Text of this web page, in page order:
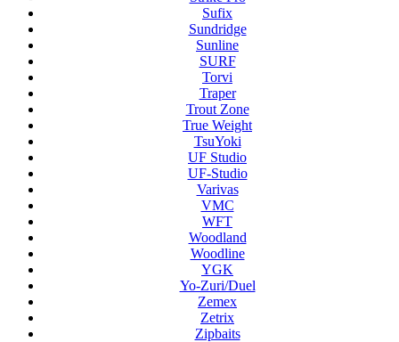
Sufix
Sundridge
Sunline
SURF
Torvi
Traper
Trout Zone
True Weight
TsuYoki
UF Studio
UF-Studio
Varivas
VMC
WFT
Woodland
Woodline
YGK
Yo-Zuri/Duel
Zemex
Zetrix
Zipbaits